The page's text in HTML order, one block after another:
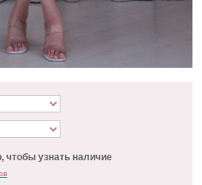
чтобы узнать наличие